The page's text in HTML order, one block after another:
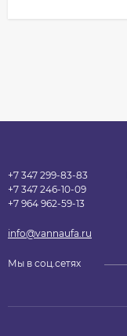
+7 347 299-83-83
+7 347 246-10-09
+7 964 962-59-13
info@vannaufa.ru
Мы в соц.сетях